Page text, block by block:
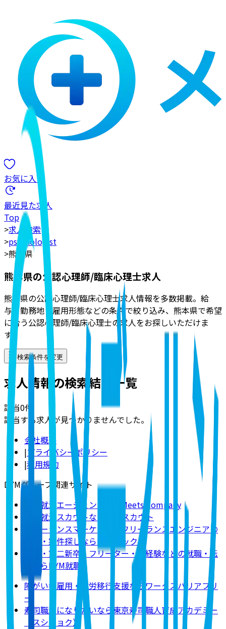
お気に入り
最近見た求人
Top
>求人検索
>psychologist
>熊本県
熊本県の公認心理師/臨床心理士求人
熊本県の公認心理師/臨床心理士求人情報を多数掲載。給
与・勤務地・雇用形態などの条件で絞り込み、熊本県で希望
に合う公認心理師/臨床心理士の求人をお探しいただけま
す。
検索条件を変更
求人情報の検索結果一覧
該当0件
該当する求人が見つかりませんでした。
会社概要
|プライバシーポリシー
|利用規約
DYMグループ関連サイト
新卒就活エージェントならMeets Company
新卒就活スカウトならDYMスカウト
フリーランスマーケター・フリーランスエンジニアの
求人・案件探しならDYMテック
既卒・第二新卒・フリーター・未経験などの就職・転
職ならDYM就職
障がい者雇用・就労移行支援ならワークスバリアフリ
ー
寿司職人になりたいなら東京寿司職人育成アカデミー
（スシショク）